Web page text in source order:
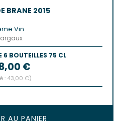
BRANE 2015
Vin
6 BOUTEILLES 75 CL
€
: 43,00 €)
AU PANIER